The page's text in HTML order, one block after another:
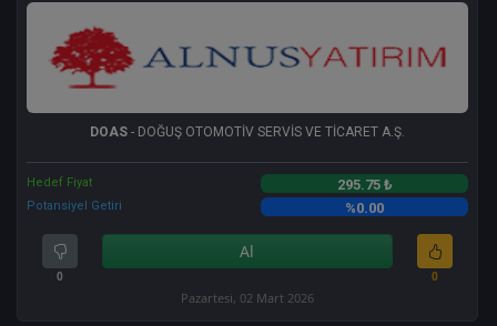
DOAS - DOĞUŞ OTOMOTİV SERVİS VE TİCARET A.Ş.
Hedef Fiyat 295.75 ₺
Potansiyel Getiri %0.00
0
Al
0
Pazartesi, 02 Mart 2026